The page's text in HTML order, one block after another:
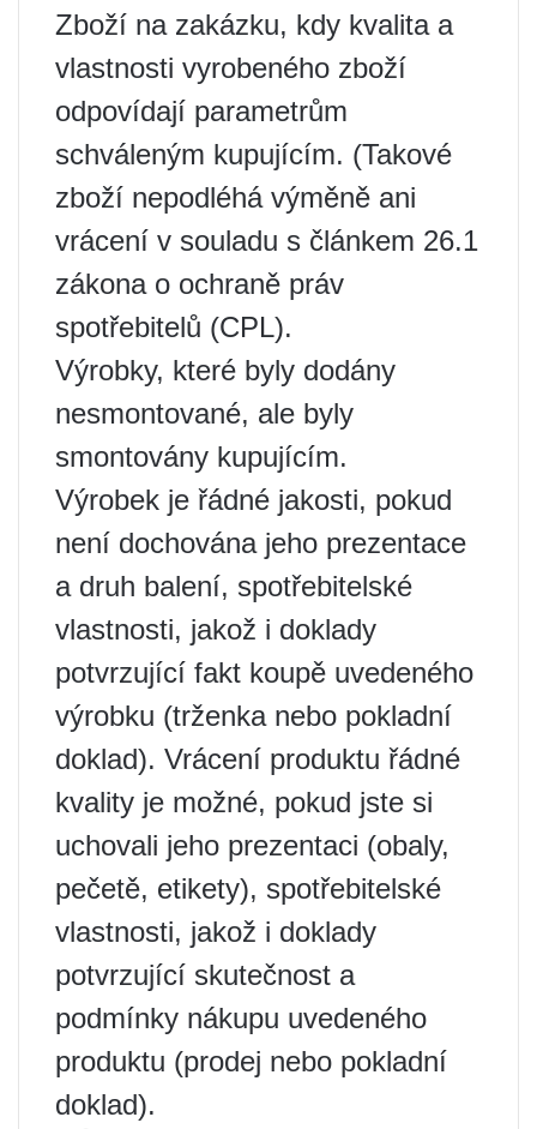
Zboží na zakázku, kdy kvalita a
vlastnosti vyrobeného zboží
odpovídají parametrům
schváleným kupujícím. (Takové
zboží nepodléhá výměně ani
vrácení v souladu s článkem 26.1
zákona o ochraně práv
spotřebitelů (CPL).
Výrobky, které byly dodány
nesmontované, ale byly
smontovány kupujícím.
Výrobek je řádné jakosti, pokud
není dochována jeho prezentace
a druh balení, spotřebitelské
vlastnosti, jakož i doklady
potvrzující fakt koupě uvedeného
výrobku (trženka nebo pokladní
doklad). Vrácení produktu řádné
kvality je možné, pokud jste si
uchovali jeho prezentaci (obaly,
pečetě, etikety), spotřebitelské
vlastnosti, jakož i doklady
potvrzující skutečnost a
podmínky nákupu uvedeného
produktu (prodej nebo pokladní
doklad).